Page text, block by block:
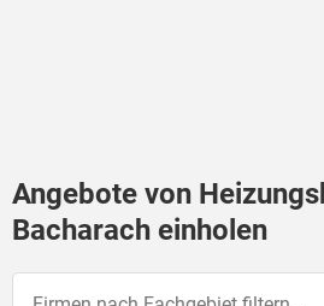
Angebote von
Bacharach einholen